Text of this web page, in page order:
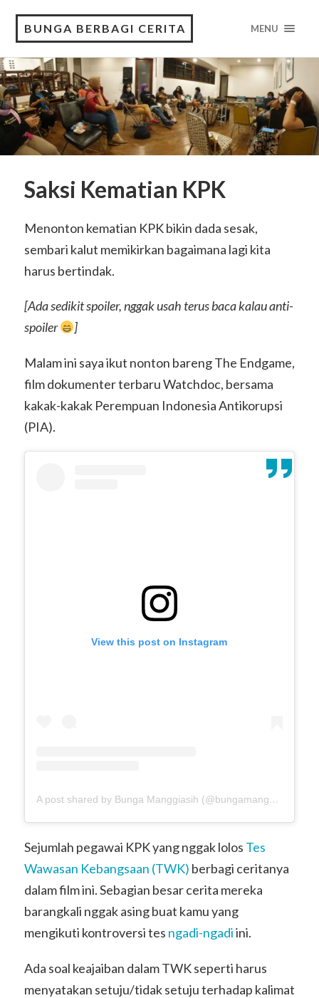
BUNGA BERBAGI CERITA MENU
Saksi Kematian KPK
Menonton kematian KPK bikin dada sesak,
sembari kalut memikirkan bagaimana lagi kita
harus bertindak.
[Ada sedikit spoiler, nggak usah terus baca kalau anti-
spoiler
]
Malam ini saya ikut nonton bareng The Endgame,
film dokumenter terbaru Watchdoc, bersama
kakak-kakak Perempuan Indonesia Antikorupsi
(PIA).
View this post on Instagram
A post shared by Bunga Manggiasih (@bungamanggiasih)
Sejumlah pegawai KPK yang nggak lolos Tes
Wawasan Kebangsaan (TWK) berbagi ceritanya
dalam film ini. Sebagian besar cerita mereka
barangkali nggak asing buat kamu yang
mengikuti kontroversi tes ngadi-ngadiini.
Ada soal keajaiban dalam TWK seperti harus
menyatakan setuju/tidak setuju terhadap kalimat